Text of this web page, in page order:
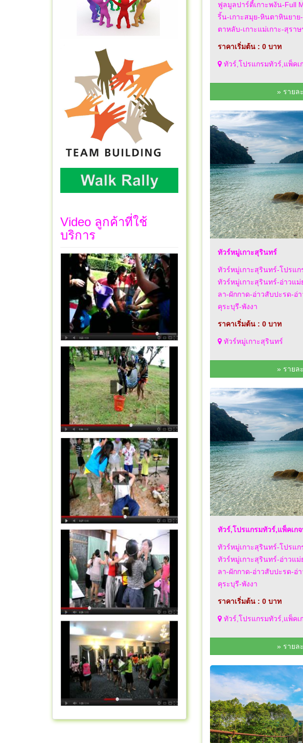
Video ลูกค้าที่ใช้
บริการ
ฟูลมูลปาร์ตี้เกาะพงัน-Full
ริ้น-เกาะสมุย-หินตาหินยาย
ตาหลับ-เกาะแม่เกาะ-สุราษ
ราคาเริ่มต้น : 0 บาท
ทัวร์,โปรแกรมทัวร์,แพ็คเ
» รายล
ทัวร์หมู่เกาะสุรินทร์
ทัวร์หมู่เกาะสุรินทร์-โปรแ
ทัวร์หมู่เกาะสุรินทร์-อ่าวแ
ลา-ผักกาด-อ่าวสับปะรด-อ่
คุระบุรี-พังงา
ราคาเริ่มต้น : 0 บาท
ทัวร์หมู่เกาะสุรินทร์
» รายล
ทัวร์,โปรแกรมทัวร์,แพ็คเก
ทัวร์หมู่เกาะสุรินทร์-โปรแ
ทัวร์หมู่เกาะสุรินทร์-อ่าวแ
ลา-ผักกาด-อ่าวสับปะรด-อ่
คุระบุรี-พังงา
ราคาเริ่มต้น : 0 บาท
ทัวร์,โปรแกรมทัวร์,แพ็คเ
» รายล